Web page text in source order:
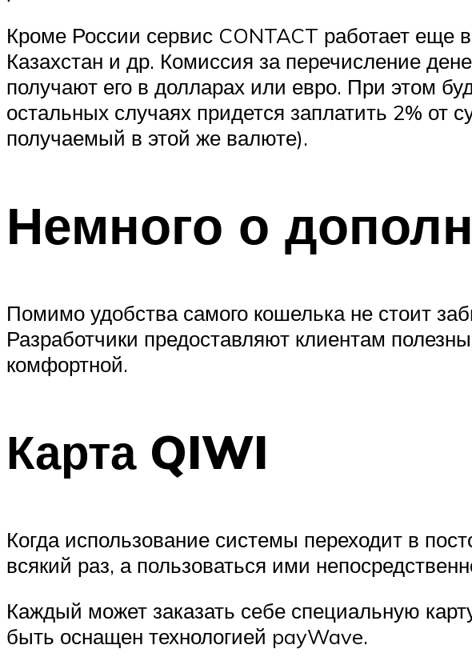
Кроме России сервис CONTACT работает еще
Казахстан и др. Комиссия за перечисление
получают его в долларах или евро. При этом
остальных случаях придется заплатить 2%
получаемый в этой же валюте).
Немного о
Помимо удобства самого кошелька не стоит
Разработчики предоставляют клиентам
комфортной.
Карта QIWI
Когда использование системы переходит в
всякий раз, а пользоваться ими
Каждый может заказать себе специальную
быть оснащен технологией payWave.